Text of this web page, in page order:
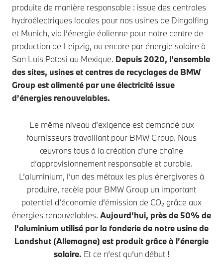
produite de manière responsable : issue des centrales
hydroélectriques locales pour nos usines de Dingolfing
et Munich, via l’énergie éolienne pour notre centre de
production de Leipzig, ou encore par énergie solaire à
San Luis Potosi au Mexique. Depuis 2020, l’ensemble
des sites, usines et centres de recyclages de BMW
Group est alimenté par une électricité issue
d’énergies renouvelables.
Le même niveau d’exigence est demandé aux
fournisseurs travaillant pour BMW Group. Nous
œuvrons tous à la création d’une chaîne
d’approvisionnement responsable et durable.
L’aluminium, l’un des métaux les plus énergivores à
produire, recèle pour BMW Group un important
potentiel d’économie d’émission de CO₂ grâce aux
énergies renouvelables. Aujourd’hui, près de 50% de
l’aluminium utilisé par la fonderie de notre usine de
Landshut (Allemagne) est produit grâce à l’énergie
solaire. Et ce n’est qu’un début !